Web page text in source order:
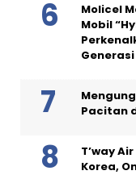
Molicel
Mobil
Pacitan
T’way
Korea,